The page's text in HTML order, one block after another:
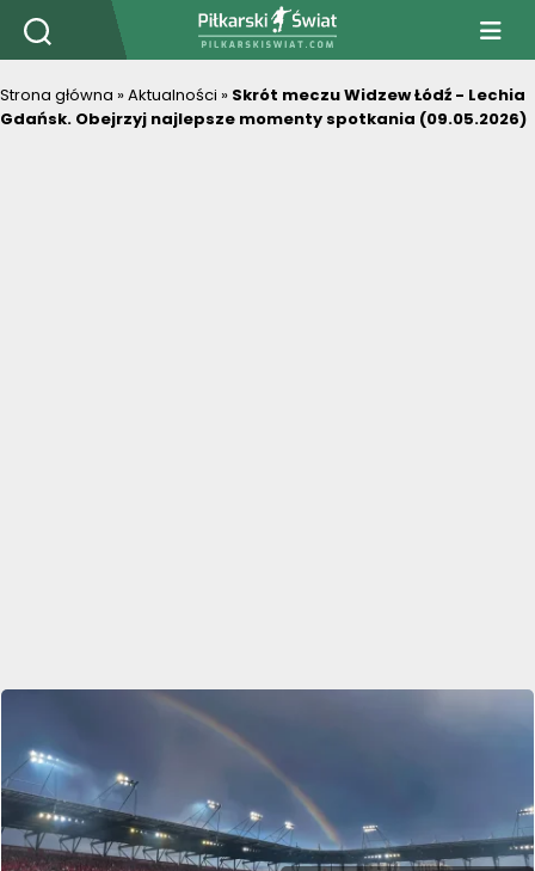
PiłkarskiSwiat.com
Strona główna »Aktualności » Skrót meczu Widzew Łódź - Lechia
Gdańsk. Obejrzyj najlepsze momenty spotkania (09.05.2026)